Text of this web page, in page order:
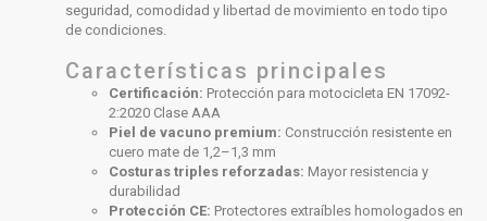
seguridad, comodidad y libertad de movimiento en todo tipo
de condiciones.
Características principales
Certificación: Protección para motocicleta EN 17092-
2:2020 Clase AAA
Piel de vacuno premium: Construcción resistente en
cuero mate de 1,2–1,3 mm
Costuras triples reforzadas: Mayor resistencia y
durabilidad
Protección CE: Protectores extraíbles homologados en